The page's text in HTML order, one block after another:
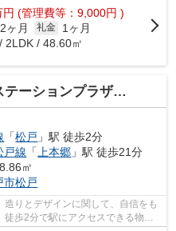
円 (管理費等：9,000円 )
2ヶ月 礼金
1ヶ月
2LDK / 48.60㎡
ーションプラザ松戸
「松戸 」駅 徒歩2分
戸線 「 上本郷 」駅 徒歩21分
㎡
市松戸
りとデザインに関して、自信をも
徒歩2分で駅にアクセスできる物件